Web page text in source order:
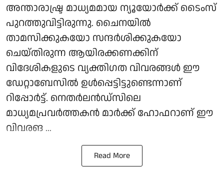
അന്താരാഷ്ട്ര മാധ്യമമായ ന്യൂയോര്‍ക്ക് ടൈംസ്
പുറത്തുവിട്ടിരുന്നു. ചൈനയില്‍
താമസിക്കുകയോ സന്ദര്‍ശിക്കുകയോ
ചെയ്തിരുന്ന ആയിരക്കണക്കിന്
വിദേശികളുടെ വ്യക്തിഗത വിവരങ്ങള്‍ ഈ
ഡേറ്റാബേസില്‍ ഉള്‍പ്പെട്ടിട്ടുണ്ടെന്നാണ്
റിപ്പോര്‍ട്ട്. നെതര്‍ലന്‍ഡ്സിലെ
മാധ്യമപ്രവര്‍ത്തകന്‍ മാര്‍ക്ക് ഹോഫറാണ് ഈ
വിവരങ ...
Read More